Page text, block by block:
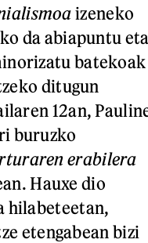
izeneko
da abiapuntu
batekoak
ditugun
12an,
buruzko
erabilera
Hauxe dio
hilabeteetan,
etengabean bizi